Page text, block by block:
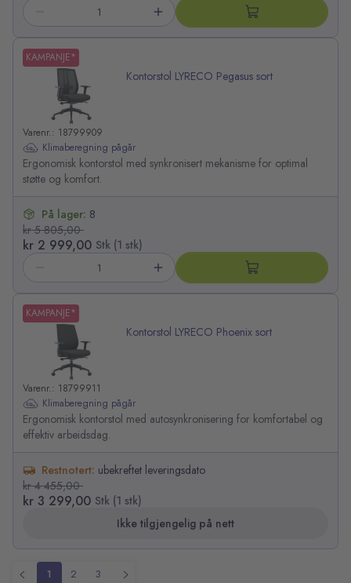
KAMPANJE*
Kontorstol LYRECO Pegasus sort
Varenr.: 18799909
Klimaberegning pågår
Ergonomisk kontorstol med synkronisert mekanisme for optimal
støtte og komfort.
kr 5 805,00
kr 2 999,00 Stk (1 stk)
På lager: 8
KAMPANJE*
Kontorstol LYRECO Phoenix sort
Varenr.: 18799911
Klimaberegning pågår
Ergonomisk kontorstol med autosynkronisering for komfortabel og
effektiv arbeidsdag.
Ikke tilgjengelig på nett
kr 4 455,00
kr 3 299,00 Stk (1 stk)
Restnotert: ubekreftet leveringsdato
1 2 3